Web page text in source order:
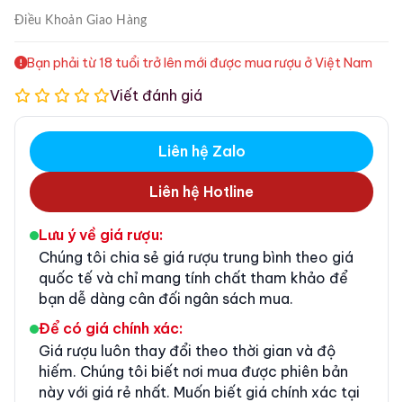
Điều KhoảnGiao Hàng
Bạn phải từ 18 tuổi trở lên mới được mua rượu ở Việt Nam
Viết đánh giá
Liên hệ Zalo
Liên hệ Hotline
Lưu ý về giá rượu:
Chúng tôi chia sẻ giá rượu trung bình theo giá
quốc tế và chỉ mang tính chất tham khảo để
bạn dễ dàng cân đối ngân sách mua.
Để có giá chính xác:
Giá rượu luôn thay đổi theo thời gian và độ
hiếm. Chúng tôi biết nơi mua được phiên bản
này với giá rẻ nhất. Muốn biết giá chính xác tại